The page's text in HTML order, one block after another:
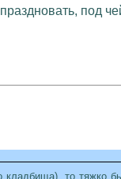
под
то тяжко